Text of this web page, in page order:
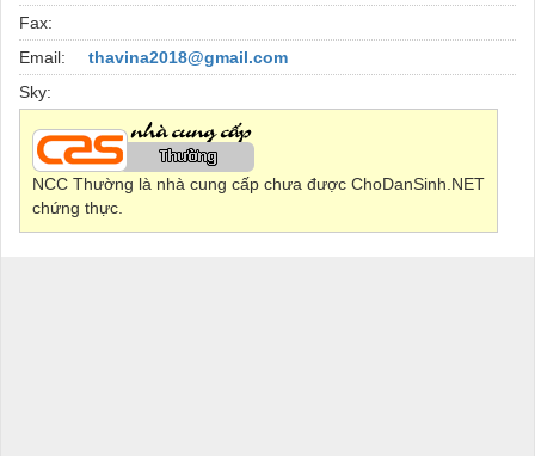
Fax:
Email:
thavina2018@gmail.com
Sky:
NCC Thường là nhà cung cấp chưa được ChoDanSinh.NET
chứng thực.